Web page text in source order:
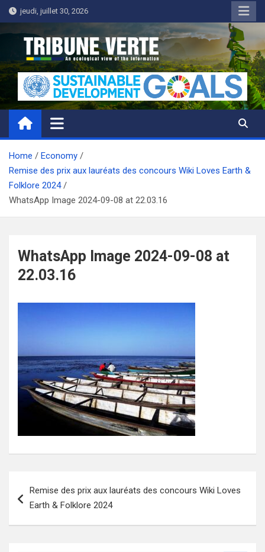
Skip
to
content
jeudi, juillet 30, 2026
Tribune Verte
Un regard écologique de l'information
Home
Economy
Remise des prix aux lauréats des concours Wiki Loves Earth &
Folklore 2024
WhatsApp Image 2024-09-08 at 22.03.16
WhatsApp Image 2024-09-08 at
22.03.16
de
Remise des prix aux lauréats des concours Wiki Loves
Earth & Folklore 2024